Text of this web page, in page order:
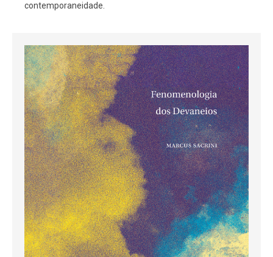
contemporaneidade.